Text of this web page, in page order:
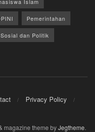
Pemerintahan
Sosial dan Politik
Privacy Policy
magazine theme byJegtheme.